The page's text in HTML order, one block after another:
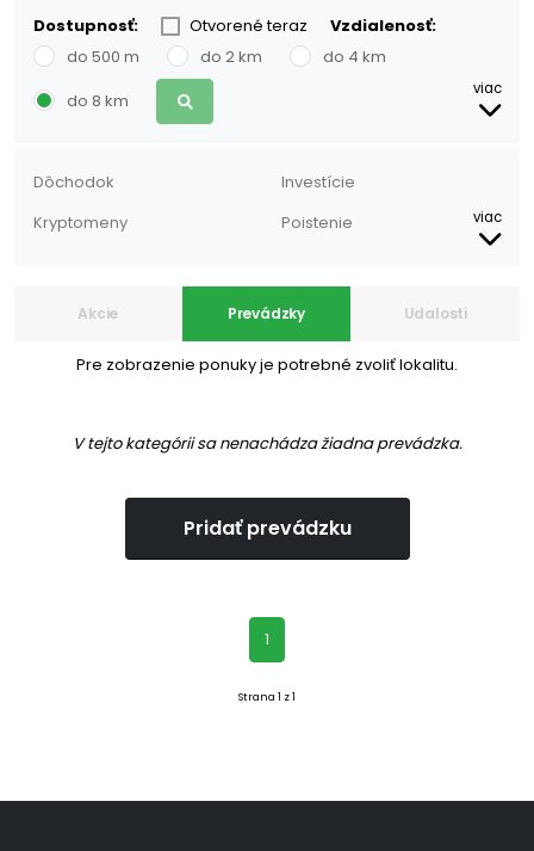
Dostupnosť: Otvorené teraz
Vzdialenosť:
do 500 m
do 2 km
do 4 km
do 8 km
viac
Dôchodok
Investície
Kryptomeny
Poistenie viac
Akcie Prevádzky Udalosti
Pre zobrazenie ponuky je potrebné zvoliť lokalitu.
V tejto kategórii sa nenachádza žiadna prevádzka.
Pridať prevádzku
1
Strana 1 z 1